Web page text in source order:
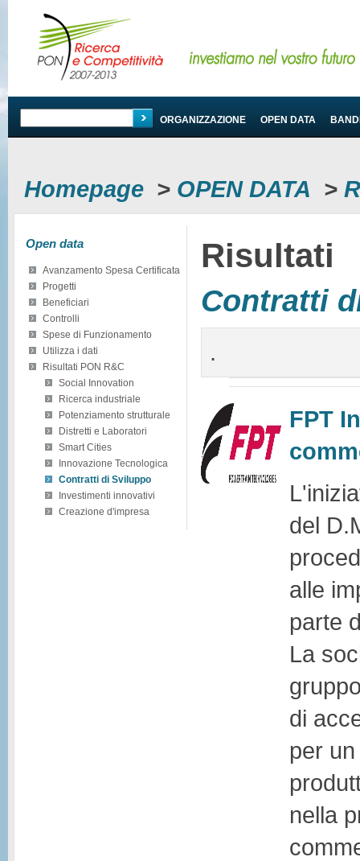
PROGRAMMA ORGANIZZAZIONE OPEN DATA
Homepage > OPEN DATA >
Open data
Avanzamento Spesa Certificata
Progetti
Beneficiari
Controlli
Spese di Funzionamento
Utilizza i dati
Risultati PON R&C
Social Innovation
Ricerca industriale
Potenziamento strutturale
Distretti e Laboratori
Smart Cities
Innovazione Tecnologica
Contratti di Sviluppo
Investimenti innovativi
Creazione d'impresa
Risultati
Contratti
.
FPT
del
alle
parte
La
di
per
nella